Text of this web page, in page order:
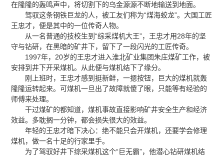
在隆隆的轰鸣声中，将切割下的乌金源源不断地输送到地面。
驾驭这条钢铁巨龙的人，被工友们称为“煤海蛟龙”。大国工匠
王忠才，便是其中的一位传奇人物。
从一名普通的技校生到“综采煤机大王”，王忠才用28年的坚
守与钻研，在黑暗的矿井下，留下了一段闪光的工匠传奇。
1997年，20岁的王忠才进入淮北矿业集团朱庄煤矿工作，被
安排到井下开采煤机。从此便与煤机结下了缘分。
刚上班时，王忠才感到挺新鲜，一摁按钮，巨大的煤机就轰
隆隆运转起来。可煤机一旦出了故障就傻了眼，只能等有经验的
师傅来处理。
干过煤矿的都知道，煤机事故直接影响矿井安全生产和经济
效益。多耽搁一分钟，都会损失很大的效益。
年轻的王忠才暗下决心：绝不能只会开煤机，还要学会修理
煤机，做一名十足的行家里手。
为了驾驭好井下综采煤机这个“巨无霸”，他潜心钻研煤机结